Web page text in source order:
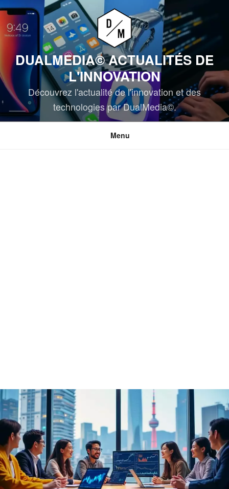
Aller
au
contenu
DUALMEDIA© ACTUALITÉS DE
L'INNOVATION
Découvrez l'actualité de l'innovation et des
technologies par DualMedia©.
Menu